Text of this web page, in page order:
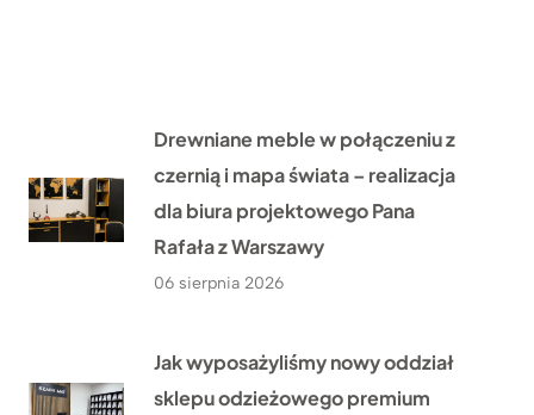
Drewniane meble w połączeniu z
czernią i mapa świata – realizacja
dla biura projektowego Pana
Rafała z Warszawy
06 sierpnia 2026
Jak wyposażyliśmy nowy oddział
sklepu odzieżowego premium